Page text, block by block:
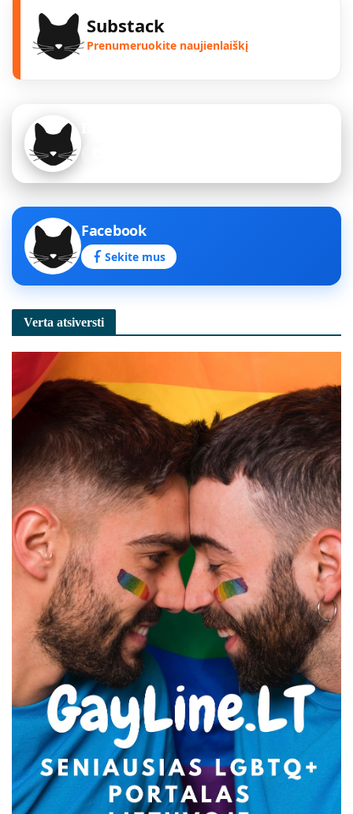
Substack
Prenumeruokite naujienlaiškį
Facebook
Sekite mus
Verta atsiversti